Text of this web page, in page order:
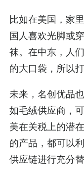
比如在美国，家
国人喜欢光脚或
袜。在中东，人
的大口袋，所以
未来，名创优品
如毛绒供应商，
美在关税上的潜
的产品，都可以
供应链进行充分替